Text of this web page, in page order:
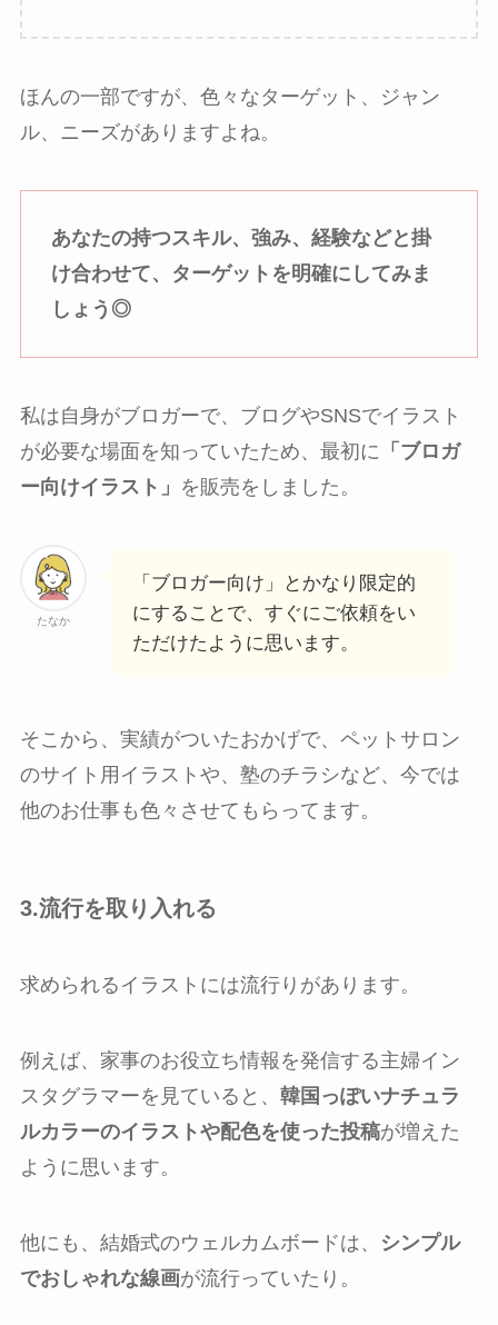
ほんの一部ですが、色々なターゲット、ジャン
ル、ニーズがありますよね。
あなたの持つスキル、強み、経験などと掛
け合わせて、ターゲットを明確にしてみま
しょう◎
私は自身がブロガーで、ブログやSNSでイラスト
が必要な場面を知っていたため、最初に 「ブロガ
ー向けイラスト」 を販売をしました。
たなか
「ブロガー向け」とかなり限定的
にすることで、すぐにご依頼をい
ただけたように思います。
そこから、実績がついたおかげで、ペットサロン
のサイト用イラストや、塾のチラシなど、今では
他のお仕事も色々させてもらってます。
3.流行を取り入れる
求められるイラストには流行りがあります。
例えば、家事のお役立ち情報を発信する主婦イン
スタグラマーを見ていると、 韓国っぽいナチュラ
ルカラーのイラストや配色を使った投稿が増えた
ように思います。
他にも、結婚式のウェルカムボードは、
シンプル
でおしゃれな線画が流行っていたり。